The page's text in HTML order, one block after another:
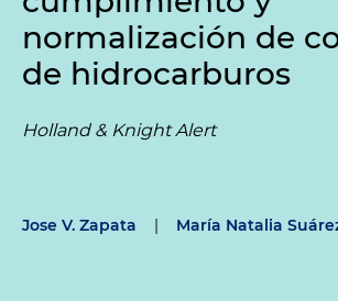
normalización de
de hidrocarburos
Holland & Knight Alert
Jose V. Zapata | María Natalia